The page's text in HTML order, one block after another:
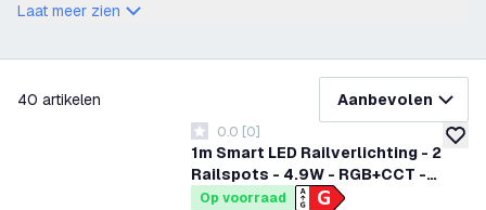
verlichting veel m
Laat meer zien
40 artikelen Aanbevolen
1m Smart LED Railverlichting - 2
Railspots - 4.9W - RGB+CCT -
Dimbaar - 1-Fase Railsysteem - Wit
0 score sterren
0.0 [0]
Op voorraad
filteren